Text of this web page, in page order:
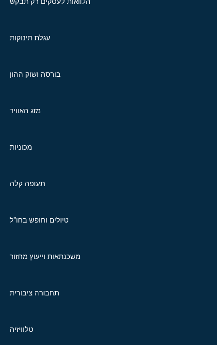
עגלת תינוקות
בורסה ושוק ההון
מזג האוויר
מכוניות
תעופה קלה
טיולים וחופש בחו"ל
משכנתאות וייעוץ מחזור
תחבורה ציבורית
טלוויזיה